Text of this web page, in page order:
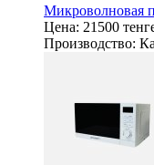
Микроволновая
Цена: 21500
Производство: